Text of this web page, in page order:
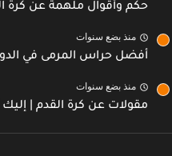
حكم وأقوال ملهمة عن كرة
منذ بضع سنوات
أفضل حراس المرمى في الدوري
منذ بضع سنوات
مقولات عن كرة القدم | إليك أجمل 25 منها